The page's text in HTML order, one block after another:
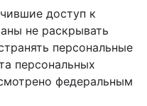
доступ к
не раскрывать
персональные
персональных
федеральным